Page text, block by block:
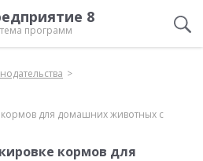
8
программ
для домашних животных с
кормов для